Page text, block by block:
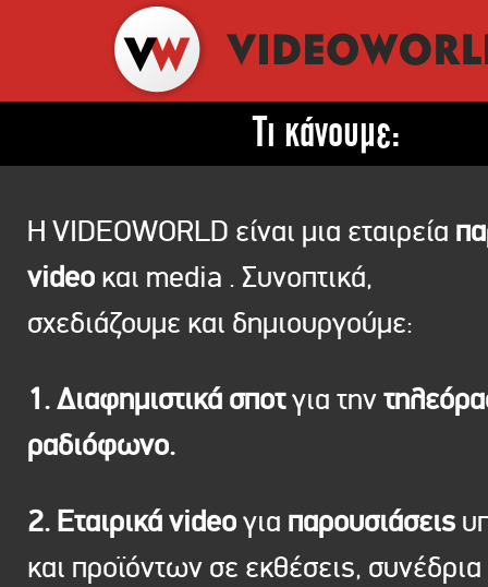
Τι κάνουμε:
Η VIDEOWORLD είναι μια εταιρεία
video και media . Συνοπτικά,
σχεδιάζουμε και δημιουργούμε:
1. Διαφημιστικά σποτγια την
ραδιόφωνο.
2. Εταιρικά videoγια παρουσιάσεις
και προϊόντων σε εκθέσεις, συνέδρια